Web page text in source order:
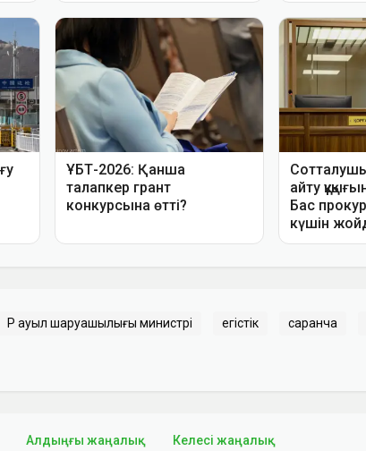
ҚР ауыл шаруашылығы министрі егістік саранча
Алдыңғы жаңалық Келесі жаңалық